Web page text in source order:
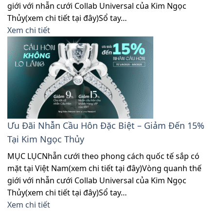
giới với nhẫn cưới Collab Universal của Kim Ngọc
Thủy(xem chi tiết tại đây)Sổ tay…
Xem chi tiết
Ưu Đãi Nhẫn Cầu Hôn Đặc Biệt – Giảm Đến 15%
Tại Kim Ngọc Thủy
MỤC LỤCNhẫn cưới theo phong cách quốc tế sắp có
mặt tại Việt Nam(xem chi tiết tại đây)Vòng quanh thế
giới với nhẫn cưới Collab Universal của Kim Ngọc
Thủy(xem chi tiết tại đây)Sổ tay…
Xem chi tiết